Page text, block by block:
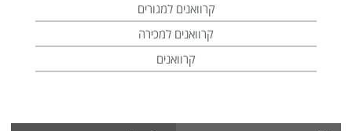
קרוואנים למגורים
קרוואנים למכירה
קרוואנים